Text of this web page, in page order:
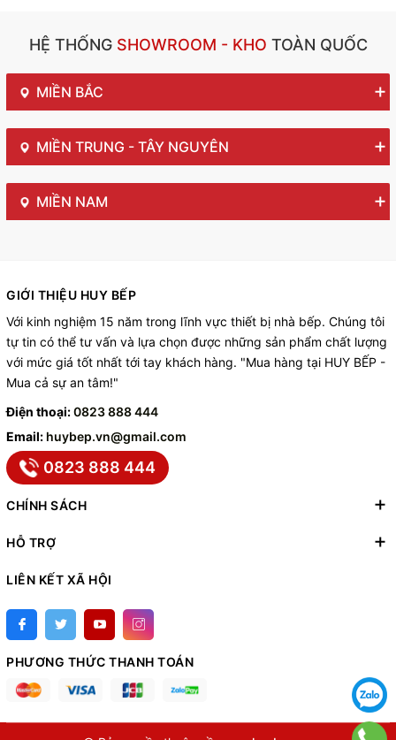
HỆ THỐNGSHOWROOM - KHO TOÀN QUỐC
MIỀN BẮC
MIỀN TRUNG - TÂY NGUYÊN
MIỀN NAM
GIỚI THIỆU HUY BẾP
Với kinh nghiệm 15 năm trong lĩnh vực thiết bị nhà bếp. Chúng tôi
tự tin có thể tư vấn và lựa chọn được những sản phẩm chất lượng
với mức giá tốt nhất tới tay khách hàng. "Mua hàng tại HUY BẾP -
Mua cả sự an tâm!"
Điện thoại:0823 888 444
Email: huybep.vn@gmail.com
0823 888 444
CHÍNH SÁCH
HỖ TRỢ
LIÊN KẾT XÃ HỘI
PHƯƠNG THỨC THANH TOÁN